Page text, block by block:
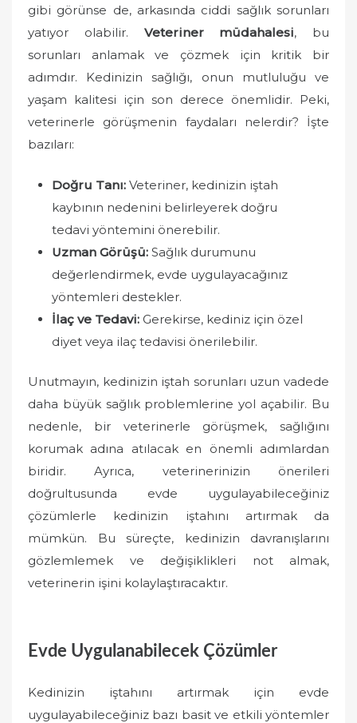
gibi görünse de, arkasında ciddi sağlık sorunları
yatıyor olabilir. Veteriner müdahalesi, bu
sorunları anlamak ve çözmek için kritik bir
adımdır. Kedinizin sağlığı, onun mutluluğu ve
yaşam kalitesi için son derece önemlidir. Peki,
veterinerle görüşmenin faydaları nelerdir? İşte
bazıları:
Doğru Tanı: Veteriner, kedinizin iştah
kaybının nedenini belirleyerek doğru
tedavi yöntemini önerebilir.
Uzman Görüşü: Sağlık durumunu
değerlendirmek, evde uygulayacağınız
yöntemleri destekler.
İlaç ve Tedavi: Gerekirse, kediniz için özel
diyet veya ilaç tedavisi önerilebilir.
Unutmayın, kedinizin iştah sorunları uzun vadede
daha büyük sağlık problemlerine yol açabilir. Bu
nedenle, bir veterinerle görüşmek, sağlığını
korumak adına atılacak en önemli adımlardan
biridir. Ayrıca, veterinerinizin önerileri
doğrultusunda evde uygulayabileceğiniz
çözümlerle kedinizin iştahını artırmak da
mümkün. Bu süreçte, kedinizin davranışlarını
gözlemlemek ve değişiklikleri not almak,
veterinerin işini kolaylaştıracaktır.
Evde Uygulanabilecek Çözümler
Kedinizin iştahını artırmak için evde
uygulayabileceğiniz bazı basit ve etkili yöntemler